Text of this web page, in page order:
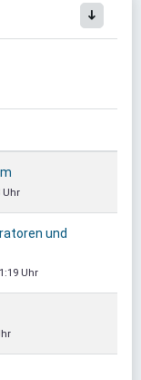
Uhr
und
Uhr